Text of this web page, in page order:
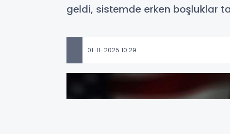
geldi, sistemde erken boşluklar
01-11-2025 10:29